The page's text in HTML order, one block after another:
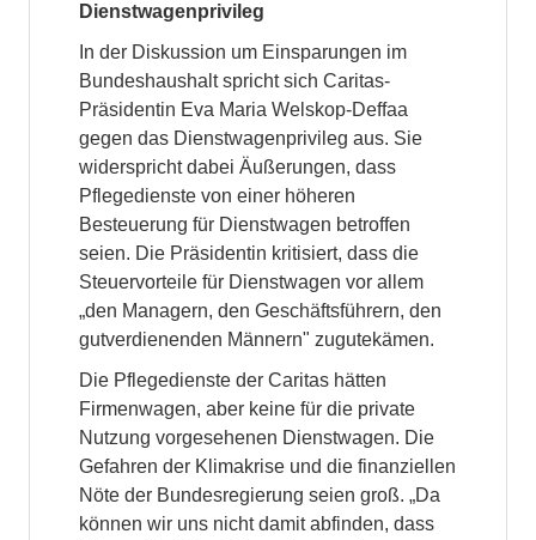
Dienstwagenprivileg
In der Diskussion um Einsparungen im
Bundeshaushalt spricht sich Caritas-
Präsidentin Eva Maria Welskop-Deffaa
gegen das Dienstwagenprivileg aus. Sie
widerspricht dabei Äußerungen, dass
Pflegedienste von einer höheren
Besteuerung für Dienstwagen betroffen
seien. Die Präsidentin kritisiert, dass die
Steuervorteile für Dienstwagen vor allem
„den Managern, den Geschäftsführern, den
gutverdienenden Männern" zugutekämen.
Die Pflegedienste der Caritas hätten
Firmenwagen, aber keine für die private
Nutzung vorgesehenen Dienstwagen. Die
Gefahren der Klimakrise und die finanziellen
Nöte der Bundesregierung seien groß. „Da
können wir uns nicht damit abfinden, dass